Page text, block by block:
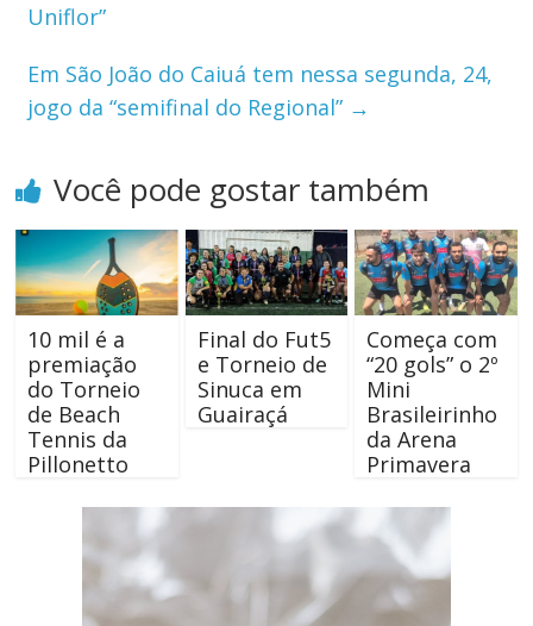
Uniflor”
Em São João do Caiuá tem nessa segunda, 24,
jogo da “semifinal do Regional” →
Você pode gostar também
10 mil é a
premiação
do Torneio
de Beach
Tennis da
Pillonetto
Final do Fut5
e Torneio de
Sinuca em
Guairaçá
Começa com
“20 gols” o 2º
Mini
Brasileirinho
da Arena
Primavera